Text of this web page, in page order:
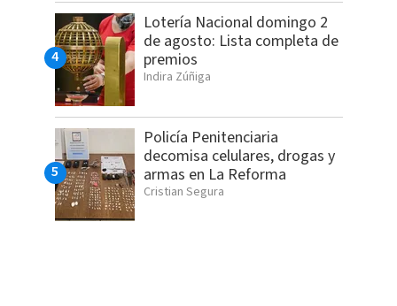
Lotería Nacional domingo 2
de agosto: Lista completa de
premios
Indira Zúñiga
Policía Penitenciaria
decomisa celulares, drogas y
armas en La Reforma
Cristian Segura